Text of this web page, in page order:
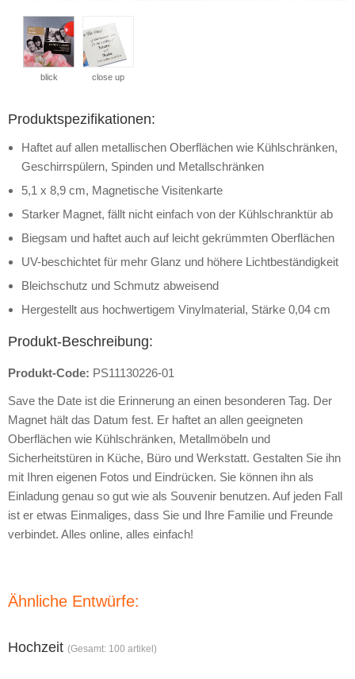
blick close up
Produktspezifikationen:
Haftet auf allen metallischen Oberflächen wie Kühlschränken,
Geschirrspülern, Spinden und Metallschränken
5,1 x 8,9 cm, Magnetische Visitenkarte
Starker Magnet, fällt nicht einfach von der Kühlschranktür ab
Biegsam und haftet auch auf leicht gekrümmten Oberflächen
UV-beschichtet für mehr Glanz und höhere Lichtbeständigkeit
Bleichschutz und Schmutz abweisend
Hergestellt aus hochwertigem Vinylmaterial, Stärke 0,04 cm
Produkt-Beschreibung:
Produkt-Code: PS11130226-01
Save the Date ist die Erinnerung an einen besonderen Tag. Der
Magnet hält das Datum fest. Er haftet an allen geeigneten
Oberflächen wie Kühlschränken, Metallmöbeln und
Sicherheitstüren in Küche, Büro und Werkstatt. Gestalten Sie ihn
mit Ihren eigenen Fotos und Eindrücken. Sie können ihn als
Einladung genau so gut wie als Souvenir benutzen. Auf jeden Fall
ist er etwas Einmaliges, dass Sie und Ihre Familie und Freunde
verbindet. Alles online, alles einfach!
Ähnliche Entwürfe:
Hochzeit (Gesamt: 100 artikel)